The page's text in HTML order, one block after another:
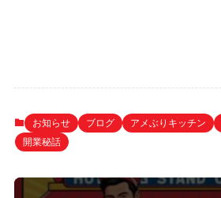
お知らせ ブログ アメぶりキッチン
開業秘話